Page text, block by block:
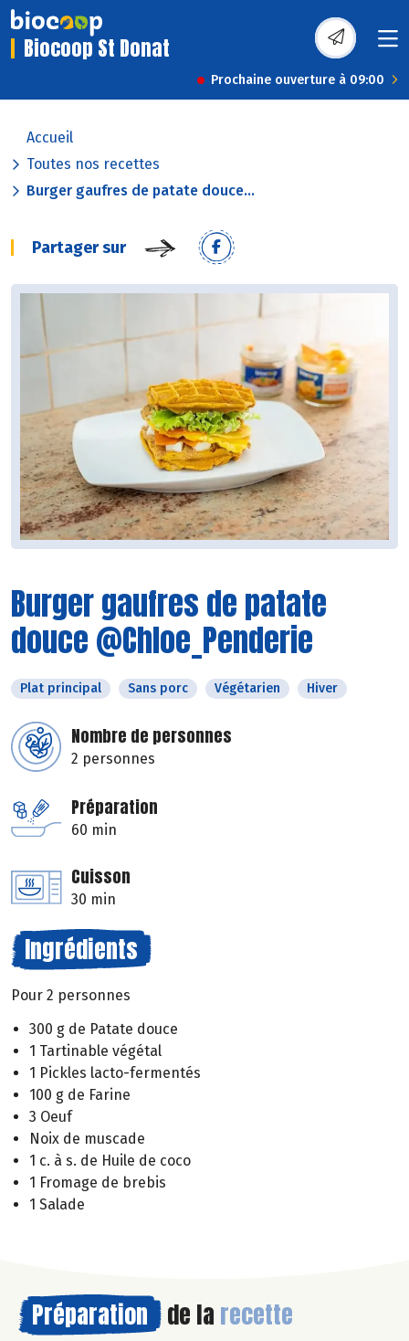
Biocoop St Donat
Prochaine ouverture à 09:00
Accueil
Toutes nos recettes
Burger gaufres de patate douce...
Partager sur
Burger gaufres de patate
douce @Chloe_Penderie
Plat principal Sans porc Végétarien Hiver
Nombre de personnes
2 personnes
Préparation
60 min
Cuisson
30 min
Ingrédients
Pour 2 personnes
300 g de Patate douce
1 Tartinable végétal
1 Pickles lacto-fermentés
100 g de Farine
3 Oeuf
Noix de muscade
1 c. à s. de Huile de coco
1 Fromage de brebis
1 Salade
Préparation de la recette